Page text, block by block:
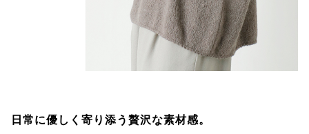
日常に優しく寄り添う贅沢な素材感。